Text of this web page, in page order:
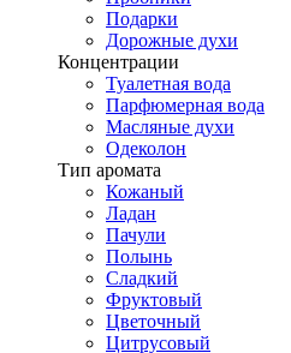
Подарки
Дорожные духи
Концентрации
Туалетная вода
Парфюмерная вода
Масляные духи
Одеколон
Тип аромата
Кожаный
Ладан
Пачули
Полынь
Сладкий
Фруктовый
Цветочный
Цитрусовый